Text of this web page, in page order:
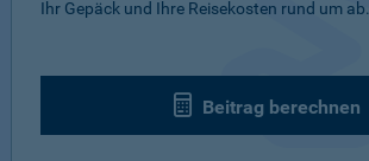
Ihr Gepäck und Ihre Reisekosten rund um ab.
Beitrag berechnen